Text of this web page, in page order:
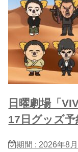
日曜劇場「
17日グッズ予
期間 : 2026年8